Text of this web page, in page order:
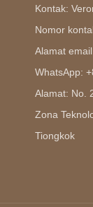
Kontak:
Nomor
Alamat
WhatsApp:
Alamat: No.
Zona
Tiongkok